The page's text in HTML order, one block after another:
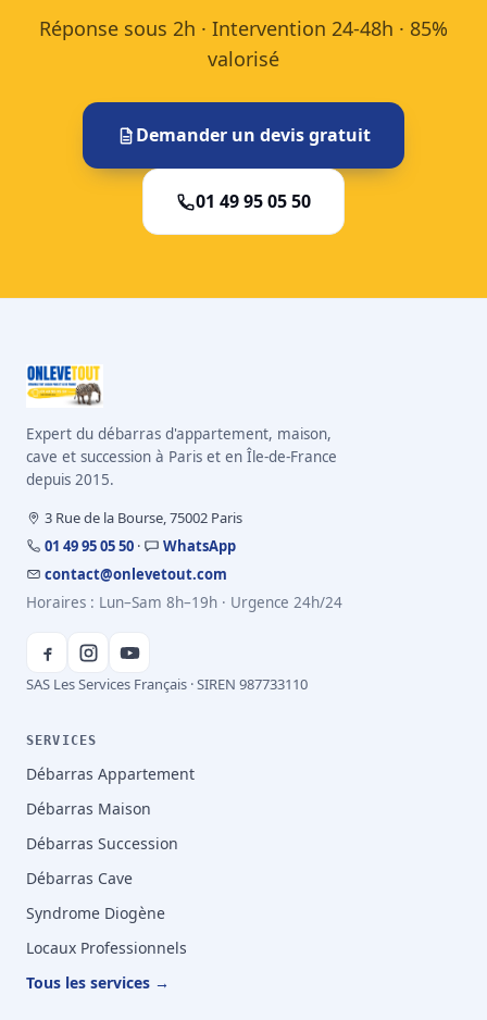
Réponse sous 2h · Intervention 24-48h · 85%
valorisé
Demander un devis gratuit
01 49 95 05 50
Expert du débarras d'appartement, maison,
cave et succession à Paris et en Île-de-France
depuis 2015.
3 Rue de la Bourse, 75002 Paris
01 49 95 05 50 ·
WhatsApp
contact@onlevetout.com
Horaires : Lun–Sam 8h–19h · Urgence 24h/24
SAS Les Services Français · SIREN 987733110
SERVICES
Débarras Appartement
Débarras Maison
Débarras Succession
Débarras Cave
Syndrome Diogène
Locaux Professionnels
Tous les services →